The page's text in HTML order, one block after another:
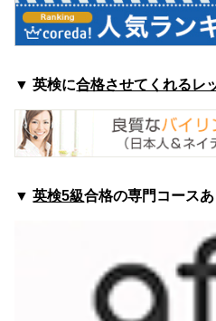
▼ 英検に合格させてくれるレ
▼英検5級合格の専門コースあ